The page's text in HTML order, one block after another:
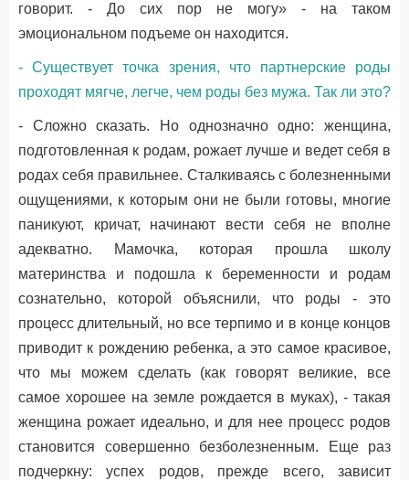
говорит. - До сих пор не могу» - на таком
эмоциональном подъеме он находится.
- Существует точка зрения, что партнерские роды
проходят мягче, легче, чем роды без мужа. Так ли это?
- Сложно сказать. Но однозначно одно: женщина,
подготовленная к родам, рожает лучше и ведет себя в
родах себя правильнее. Сталкиваясь с болезненными
ощущениями, к которым они не были готовы, многие
паникуют, кричат, начинают вести себя не вполне
адекватно. Мамочка, которая прошла школу
материнства и подошла к беременности и родам
сознательно, которой объяснили, что роды - это
процесс длительный, но все терпимо и в конце концов
приводит к рождению ребенка, а это самое красивое,
что мы можем сделать (как говорят великие, все
самое хорошее на земле рождается в муках), - такая
женщина рожает идеально, и для нее процесс родов
становится совершенно безболезненным. Еще раз
подчеркну: успех родов, прежде всего, зависит